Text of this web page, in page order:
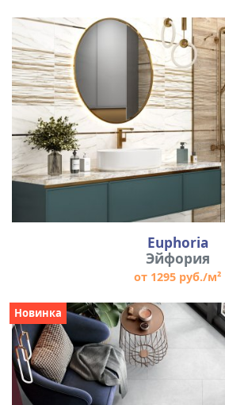
Euphoria
Эйфория
от 1295 руб./м²
Новинка